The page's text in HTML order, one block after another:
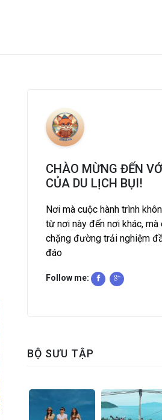
CHÀO MỪNG ĐẾN
CỦA DU LỊCH BỤI!
Nơi mà cuộc hành trình
từ nơi này đến nơi khác, mà
chặng đường trải nghiệm
đáo
Follow me:
BỘ SƯU TẬP